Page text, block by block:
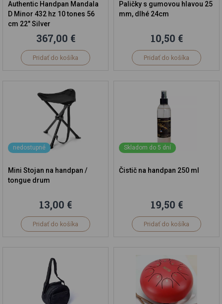
Authentic Handpan Mandala
D Minor 432 hz 10 tones 56
cm 22" Silver
367,00 €
Pridať do košíka
Paličky s gumovou hlavou 25
mm, dlhé 24cm
10,50 €
Pridať do košíka
nedostupné
Mini Stojan na handpan /
tongue drum
13,00 €
Pridať do košíka
Skladom do 5 dní
Čistič na handpan 250 ml
19,50 €
Pridať do košíka